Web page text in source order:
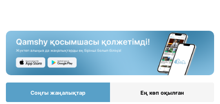
Соңғы жаңалықтар Ең көп оқылған